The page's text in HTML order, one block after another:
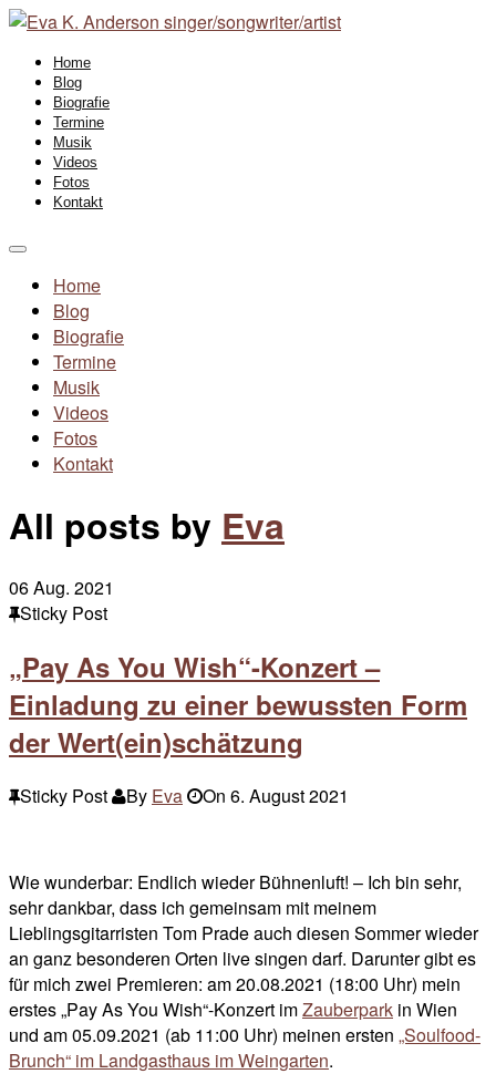
Home
Blog
Biografie
Termine
Musik
Videos
Fotos
Kontakt
Home
Blog
Biografie
Termine
Musik
Videos
Fotos
Kontakt
All posts by Eva
06Aug. 2021
Sticky Post
„Pay As You Wish“-Konzert –
Einladung zu einer bewussten Form
der Wert(ein)schätzung
Sticky Post By Eva On 6. August 2021
Wie wunderbar: Endlich wieder Bühnenluft! – Ich bin sehr,
sehr dankbar, dass ich gemeinsam mit meinem
Lieblingsgitarristen Tom Prade auch diesen Sommer wieder
an ganz besonderen Orten live singen darf. Darunter gibt es
für mich zwei Premieren: am 20.08.2021 (18:00 Uhr) mein
erstes „Pay As You Wish“-Konzert imZauberpark in Wien
und am 05.09.2021 (ab 11:00 Uhr) meinen ersten „Soulfood-
Brunch“ im Landgasthaus im Weingarten.